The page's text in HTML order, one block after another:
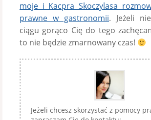
moje i Kacpra Skoczylasa
prawne w gastronomii. Jeżeli
ciągu gorąco Cię do tego
to nie będzie zmarnowany czas!
Jeżeli chcesz skorzystać z pomocy